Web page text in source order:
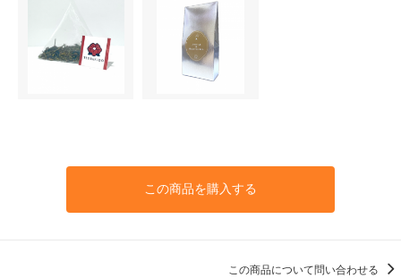
この商品を購入する
この商品について問い合わせる